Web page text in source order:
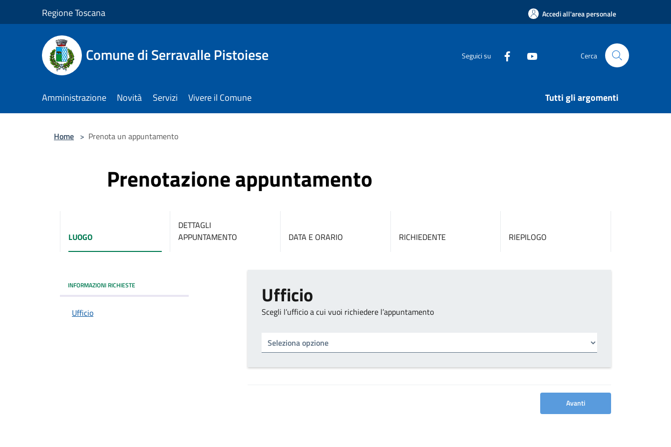
Regione Toscana Accedi all'area personale
Comune di Serravalle Pistoiese Seguici su Cerca
Amministrazione Novità Servizi Vivere il Comune Tutti gli argomenti
Home > Prenota un appuntamento
Prenotazione appuntamento
LUOGO
DETTAGLI
APPUNTAMENTO
DATA E ORARIO RICHIEDENTE RIEPILOGO
INFORMAZIONI RICHIESTE
Ufficio
Ufficio
Scegli l’ufficio a cui vuoi richiedere l’appuntamento
Avanti